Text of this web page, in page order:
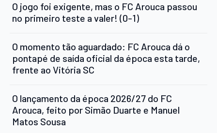
O jogo foi exigente, mas o FC Arouca passou
no primeiro teste a valer! (0-1)
O momento tão aguardado: FC Arouca dá o
pontapé de saída oficial da época esta tarde,
frente ao Vitória SC
O lançamento da época 2026/27 do FC
Arouca, feito por Simão Duarte e Manuel
Matos Sousa